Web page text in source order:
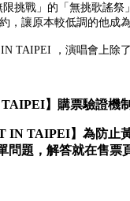
挑戰」的「無挑歌謠
，讓原本較低調的他成
TAIPEI ，演唱會上
】購票驗證機
IN TAIPEI】為防止
題，解答就在售